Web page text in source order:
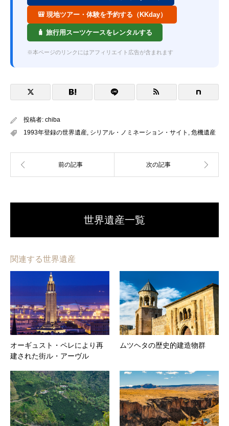
🎒 現地ツアー・体験を予約する（KKday）
🧳 旅行用スーツケースをレンタルする
※本ページのリンクにはアフィリエイト広告が含まれます
投稿者: chiba
1993年登録の世界遺産, シリアル・ノミネーション・サイト , 危機遺産
世界遺産一覧
関連する世界遺産
オーギュスト・ペレにより再
建された街ル・アーヴル
ムツヘタの歴史的建造物群